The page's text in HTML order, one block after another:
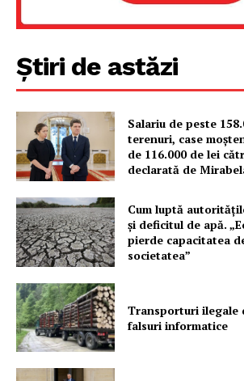
Știri de astăzi
Salariu de peste
terenuri, case
de 116.000 de lei
declarată de
Cum luptă
și deficitul de apă.
pierde capacitatea
societatea”
Transporturi ilegale
falsuri informatice